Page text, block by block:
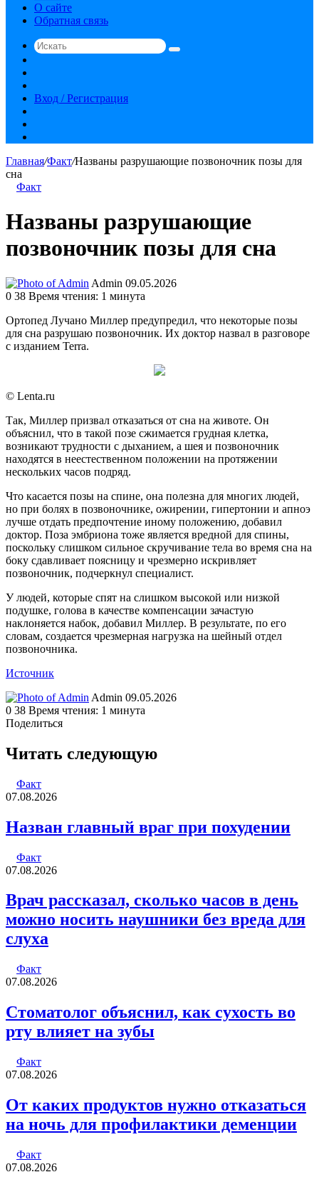
О сайте
Обратная связь
Искать
статья
Вход / Регистрация
Главная/Факт/Названы разрушающие позвоночник позы для
сна
Факт
Названы разрушающие
позвоночник позы для сна
Admin Send
an
09.05.2026
0 38 Время чтения: 1 минута
Ортопед Лучано Миллер предупредил, что некоторые позы
для сна разрушаю позвоночник. Их доктор назвал в разговоре
с изданием Terra.
© Lenta.ru
Так, Миллер призвал отказаться от сна на животе. Он
объяснил, что в такой позе сжимается грудная клетка,
возникают трудности с дыханием, а шея и позвоночник
находятся в неестественном положении на протяжении
нескольких часов подряд.
Что касается позы на спине, она полезна для многих людей,
но при болях в позвоночнике, ожирении, гипертонии и апноэ
лучше отдать предпочтение иному положению, добавил
доктор. Поза эмбриона тоже является вредной для спины,
поскольку слишком сильное скручивание тела во время сна на
боку сдавливает поясницу и чрезмерно искривляет
позвоночник, подчеркнул специалист.
У людей, которые спят на слишком высокой или низкой
подушке, голова в качестве компенсации зачастую
наклоняется набок, добавил Миллер. В результате, по его
словам, создается чрезмерная нагрузка на шейный отдел
позвоночника.
Источник
Admin Send
an
09.05.2026
0 38 Время чтения: 1 минута
Поделиться
через
электронную
Читать следующую
Факт
07.08.2026
Назван главный враг при похудении
Факт
07.08.2026
Врач рассказал, сколько часов в день
можно носить наушники без вреда для
слуха
Факт
07.08.2026
Стоматолог объяснил, как сухость во
рту влияет на зубы
Факт
07.08.2026
От каких продуктов нужно отказаться
на ночь для профилактики деменции
Факт
07.08.2026